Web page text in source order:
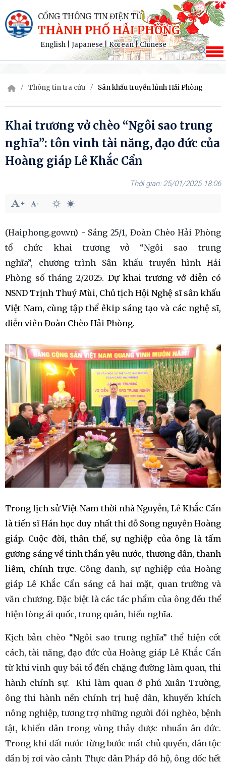
CỔNG THÔNG TIN ĐIỆN TỬ
THÀNH PHỐ HẢI PHÒNG
English Japanese|Korean|Chinese
Thông tin tra cứu Sân khấu truyền hình Hải Phòng
Khai trương vở chèo “Ngôi sao trung
nghĩa”: tôn vinh tài năng, đạo đức của
Hoàng giáp Lê Khắc Cẩn
25/01/2025 18:06
(Haiphong.gov.vn) - Sáng 25/1, Đoàn Chèo Hải Phòng
tổ chức khai trương vở “Ngôi sao trung
nghĩa”, chương trình Sân khấu truyền hình Hải
Phòng số tháng 2/2025. Dự khai trương vở diễn có
NSND Trịnh Thuý Mùi, Chủ tịch Hội Nghệ sĩ sân khấu
Việt Nam, cùng tập thể êkip sáng tạo và các nghệ sĩ,
diễn viên Đoàn Chèo Hải Phòng.
Trong lịch sử Việt Nam thời nhà Nguyễn, Lê Khắc Cần
là tiến sĩ Hán học duy nhất thi đỗ Song nguyên Hoàng
giáp. Cuộc đời, thân thế, sự nghiệp của ông là tấm
gương sáng về tinh thần yêu nước, thương dân, thanh
liêm, chính trực. Công danh, sự nghiệp của Hoàng
giáp Lê Khắc Cẩn sáng cả hai mặt, quan trường và
văn chương. Đặc biệt là các tác phẩm của ông đều thể
hiện lòng ái quốc, trung quân, hiếu nghĩa.
Kịch bản chèo “Ngôi sao trung nghĩa” thể hiện cốt
cách, tài năng, đạo đức của Hoàng giáp Lê Khắc Cẩn
từ khi vinh quy bái tổ đến chặng đường làm quan, thi
hành chính sự. Khi làm quan ở phủ Xuân Trường,
ông thi hành nền chính trị huệ dân, khuyến khích
nông nghiệp, tương trợ những người đói nghèo, bệnh
tật, khiến dân trong vùng thảy được nhuần ân đức.
Trong khi đất nước từng bước mất chủ quyền, dân tộc
dần bị rơi vào cảnh Thực dân Pháp đô hộ, ông dốc hết